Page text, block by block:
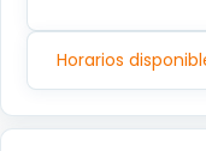
Horarios